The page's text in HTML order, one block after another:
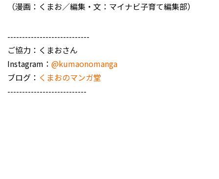
（漫画：くまお／編集・文：マイナビ子育て編集部）
----------------------------
ご協力：くまおさん
Instagram： @kumaonomanga
ブログ： くまおのマンガ堂
---------------------------